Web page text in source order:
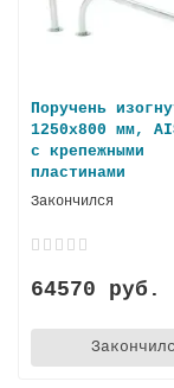
Поручень
1250х800 мм,
с крепежными
пластинами
Закончился
64570 руб.